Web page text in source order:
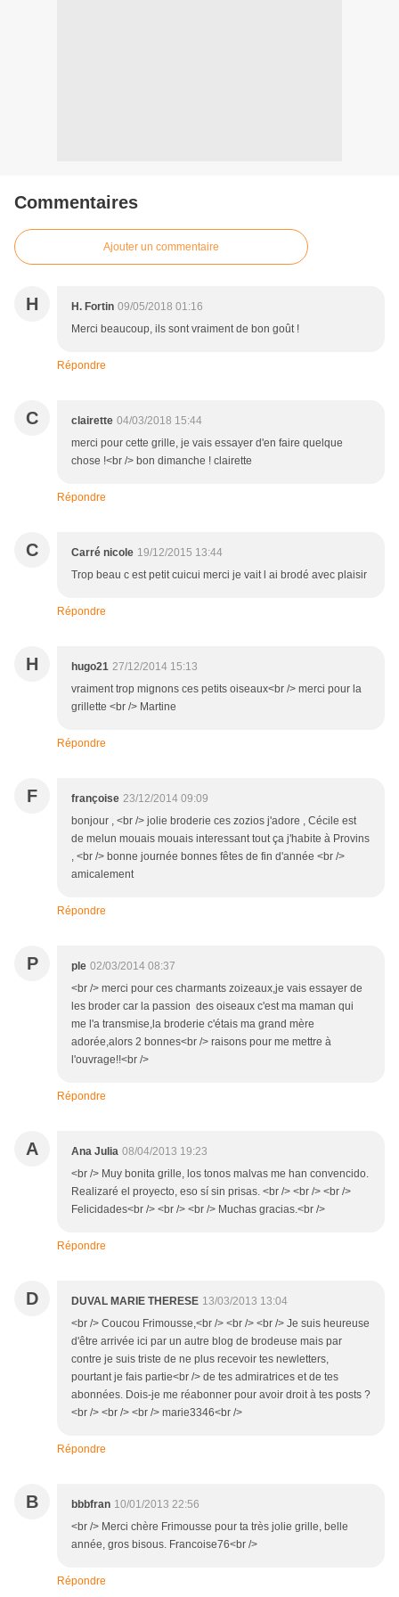
Commentaires
Ajouter un commentaire
H H. Fortin 09/05/2018 01:16
Merci beaucoup, ils sont vraiment de bon goût !
Répondre
C clairette 04/03/2018 15:44
merci pour cette grille, je vais essayer d'en faire quelque
chose !<br /> bon dimanche ! clairette
Répondre
C Carré nicole 19/12/2015 13:44
Trop beau c est petit cuicui merci je vait l ai brodé avec plaisir
Répondre
H hugo21 27/12/2014 15:13
vraiment trop mignons ces petits oiseaux<br /> merci pour la
grillette <br /> Martine
Répondre
F françoise 23/12/2014 09:09
bonjour , <br /> jolie broderie ces zozios j'adore , Cécile est
de melun mouais mouais interessant tout ça j'habite à Provins
, <br /> bonne journée bonnes fêtes de fin d'année <br />
amicalement
Répondre
P ple 02/03/2014 08:37
<br /> merci pour ces charmants zoizeaux,je vais essayer de
les broder car la passion des oiseaux c'est ma maman qui
me l'a transmise,la broderie c'étais ma grand mère
adorée,alors 2 bonnes<br /> raisons pour me mettre à
l'ouvrage!!<br />
Répondre
A Ana Julia 08/04/2013 19:23
<br /> Muy bonita grille, los tonos malvas me han convencido.
Realizaré el proyecto, eso sí sin prisas. <br /> <br /> <br />
Felicidades<br /> <br /> <br /> Muchas gracias.<br />
Répondre
D DUVAL MARIE THERESE 13/03/2013 13:04
<br /> Coucou Frimousse,<br /> <br /> <br /> Je suis heureuse
d'être arrivée ici par un autre blog de brodeuse mais par
contre je suis triste de ne plus recevoir tes newletters,
pourtant je fais partie<br /> de tes admiratrices et de tes
abonnées. Dois-je me réabonner pour avoir droit à tes posts ?
<br /> <br /> <br /> marie3346<br />
Répondre
B bbbfran 10/01/2013 22:56
<br /> Merci chère Frimousse pour ta très jolie grille, belle
année, gros bisous. Francoise76<br />
Répondre